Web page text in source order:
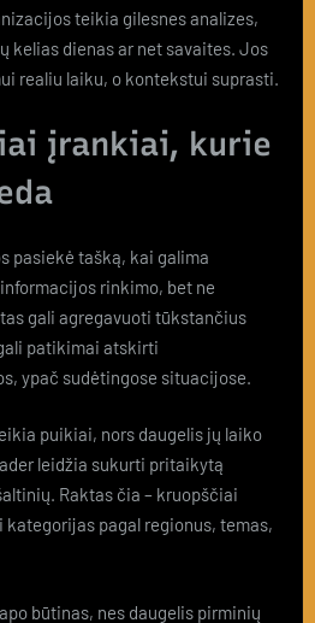
teikia gilesnes analizes,
kelias dienas ar net savaites. Jos
realiu laiku, o kontekstui suprasti.
įrankiai, kurie
pasiekė tašką, kai galima
rinkimo, bet ne
gali agregavuoti tūkstančius
patikimai atskirti
ypač sudėtingose situacijose.
puikiai, nors daugelis jų laiko
leidžia sukurti pritaikytą
Raktas čia – kruopščiai
pagal regionus, temas,
būtinas, nes daugelis pirminių